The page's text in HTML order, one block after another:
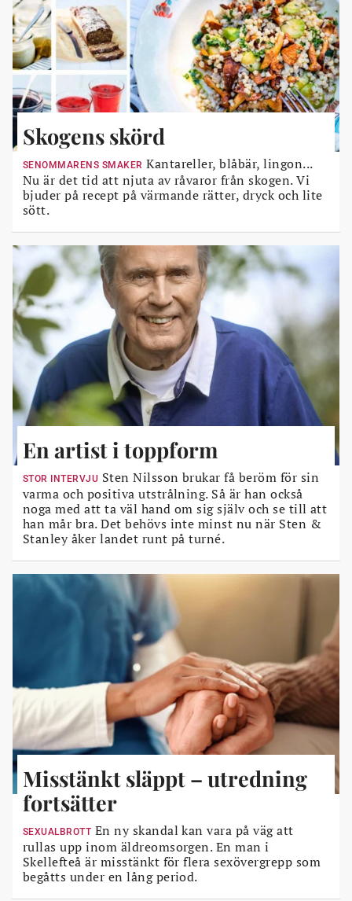
Skogens skörd
SENOMMARENS SMAKER Kantareller, blåbär, lingon...
Nu är det tid att njuta av råvaror från skogen. Vi
bjuder på recept på värmande rätter, dryck och lite
sött.
En artist i toppform
STOR INTERVJU Sten Nilsson brukar få beröm för sin
varma och positiva utstrålning. Så är han också
noga med att ta väl hand om sig själv och se till att
han mår bra. Det behövs inte minst nu när Sten &
Stanley åker landet runt på turné.
Misstänkt släppt – utredning
fortsätter
SEXUALBROTT En ny skandal kan vara på väg att
rullas upp inom äldreomsorgen. En man i
Skellefteå är misstänkt för flera sexövergrepp som
begåtts under en lång period.